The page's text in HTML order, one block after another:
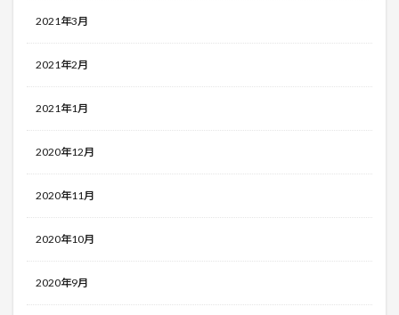
2021年3月
2021年2月
2021年1月
2020年12月
2020年11月
2020年10月
2020年9月